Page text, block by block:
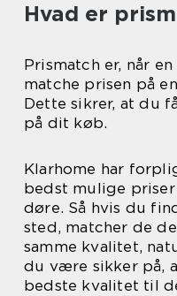
Hvad er
Prismatch er, når
matche prisen på
Dette sikrer, at du
på dit køb.
Klarhome har
bedst mulige
døre. Så hvis du
sted, matcher de
samme kvalitet,
du være sikker på,
bedste kvalitet til